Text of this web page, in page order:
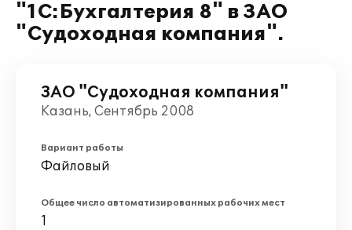
"1С:Бухгалтерия 8" в ЗАО
"Судоходная компания".
ЗАО "Судоходная компания"
Казань, Сентябрь 2008
Вариант работы
Файловый
Общее число автоматизированных рабочих мест
1